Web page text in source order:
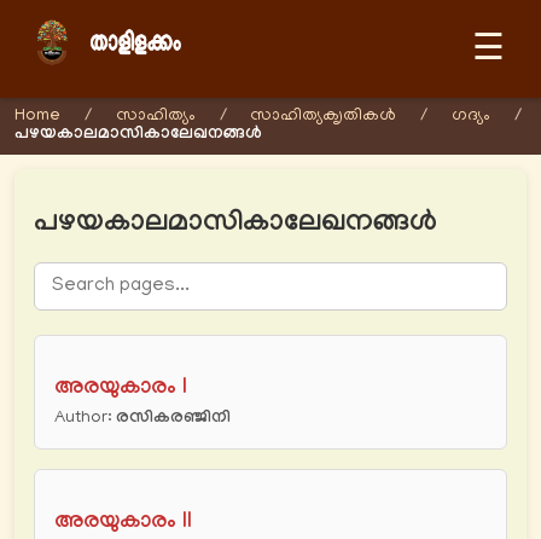
☰
Home / സാഹിത്യം / സാഹിത്യക‍ൃതികള്‍ / ഗദ്യം /
പഴയകാലമാസികാലേഖനങ്ങള്‍
പഴയകാലമാസികാലേഖനങ്ങള്‍
അരയുകാരം I
Author: രസികരഞ്ജിനി
അരയുകാരം II